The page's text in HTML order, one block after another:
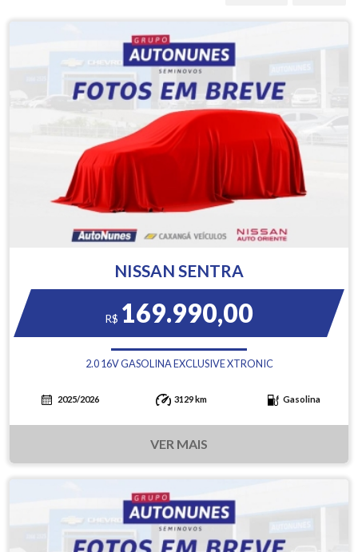
NISSAN SENTRA
R$ 169.990,00
2.0 16V GASOLINA EXCLUSIVE XTRONIC
2025/2026 3129 km Gasolina
VER MAIS